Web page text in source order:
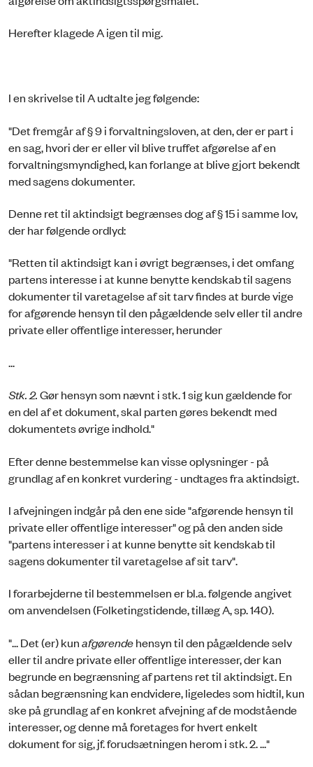
Herefter klagede A igen til mig.
I en skrivelse til A udtalte jeg følgende:
"Det fremgår af § 9 i forvaltningsloven, at den, der er part i
en sag, hvori der er eller vil blive truffet afgørelse af en
forvaltningsmyndighed, kan forlange at blive gjort bekendt
med sagens dokumenter.
Denne ret til aktindsigt begrænses dog af § 15 i samme lov,
der har følgende ordlyd:
"Retten til aktindsigt kan i øvrigt begrænses, i det omfang
partens interesse i at kunne benytte kendskab til sagens
dokumenter til varetagelse af sit tarv findes at burde vige
for afgørende hensyn til den pågældende selv eller til andre
private eller offentlige interesser, herunder
...
Stk. 2.Gør hensyn som nævnt i stk. 1 sig kun gældende for
en del af et dokument, skal parten gøres bekendt med
dokumentets øvrige indhold."
Efter denne bestemmelse kan visse oplysninger - på
grundlag af en konkret vurdering - undtages fra aktindsigt.
I afvejningen indgår på den ene side "afgørende hensyn til
private eller offentlige interesser" og på den anden side
"partens interesser i at kunne benytte sit kendskab til
sagens dokumenter til varetagelse af sit tarv".
I forarbejderne til bestemmelsen er bl.a. følgende angivet
om anvendelsen (Folketingstidende, tillæg A, sp. 140).
"... Det (er) kunafgørendehensyn til den pågældende selv
eller til andre private eller offentlige interesser, der kan
begrunde en begrænsning af partens ret til aktindsigt. En
sådan begrænsning kan endvidere, ligeledes som hidtil, kun
ske på grundlag af en konkret afvejning af de modstående
interesser, og denne må foretages for hvert enkelt
dokument for sig, jf. forudsætningen herom i stk. 2. ..."